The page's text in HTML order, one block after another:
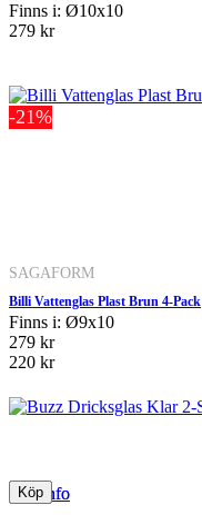
Mer info
Finns i: Ø10x10
279 kr
-21%
SAGAFORM
Billi Vattenglas Plast Brun 4-Pack
Finns i: Ø9x10
279 kr
220 kr
Mer info